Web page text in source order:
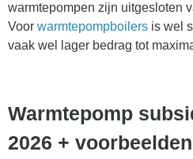
warmtepompen zijn uitgesloten
Voor warmtepompboilers is wel
vaak wel lager bedrag tot
Warmtepomp
2026 + voorbeelden